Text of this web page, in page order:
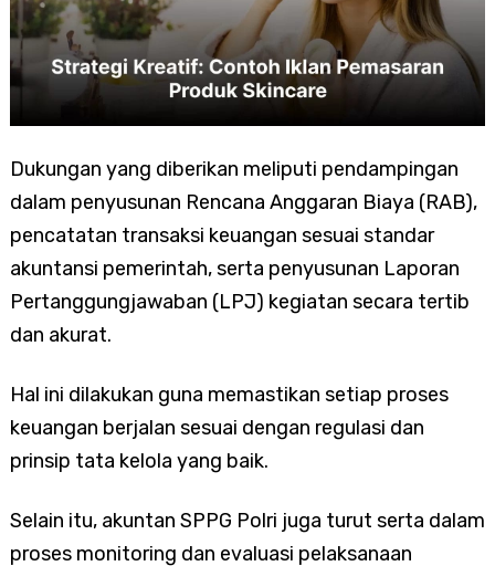
Dukungan yang diberikan meliputi pendampingan
dalam penyusunan Rencana Anggaran Biaya (RAB),
pencatatan transaksi keuangan sesuai standar
akuntansi pemerintah, serta penyusunan Laporan
Pertanggungjawaban (LPJ) kegiatan secara tertib
dan akurat.
Hal ini dilakukan guna memastikan setiap proses
keuangan berjalan sesuai dengan regulasi dan
prinsip tata kelola yang baik.
Selain itu, akuntan SPPG Polri juga turut serta dalam
proses monitoring dan evaluasi pelaksanaan